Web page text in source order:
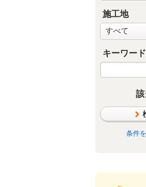
施工地
キーワード
該
条件